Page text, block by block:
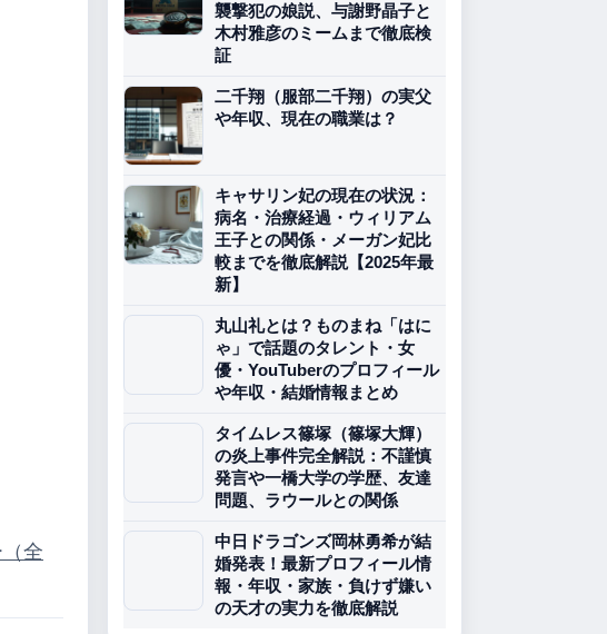
全
襲撃犯の娘説、与謝野晶子と
木村雅彦のミームまで徹底検
証
二千翔（服部二千翔）の実父
や年収、現在の職業は？
キャサリン妃の現在の状況：
病名・治療経過・ウィリアム
王子との関係・メーガン妃比
較までを徹底解説【2025年最
新】
丸山礼とは？ものまね「はに
ゃ」で話題のタレント・女
優・YouTuberのプロフィール
や年収・結婚情報まとめ
タイムレス篠塚（篠塚大輝）
の炎上事件完全解説：不謹慎
発言や一橋大学の学歴、友達
問題、ラウールとの関係
中日ドラゴンズ岡林勇希が結
婚発表！最新プロフィール情
報・年収・家族・負けず嫌い
の天才の実力を徹底解説